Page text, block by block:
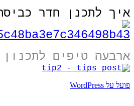
איך לתכנן חדר כביסה
ארבעה טיפים לתכנון
פועל על WordPress